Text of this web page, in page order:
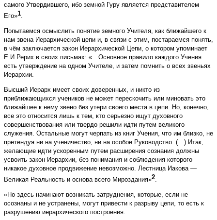
самого Утвердившего, ибо земной Гуру является представителем
Его»1.
Попытаемся осмыслить понятие земного Учителя, как ближайшего к
нам звена Иерархической цепи и, в связи с этим, постараемся понять,
в чём заключается закон Иерархической Цепи, о котором упоминает
Е.И.Рерих в своих письмах: «…Основное правило каждого Учения
есть утверждение на одном Учителе, и затем помнить о всех звеньях
Иерархии.
Высший Иерарх имеет своих доверенных, и никто из
приближающихся учеников не может перескочить или миновать это
ближайшее к нему звено без утери своего места в цепи. Но, конечно,
все это относится лишь к тем, кто серьезно ищут духовного
совершенствования или твердо решили идти путем великого
служения. Остальные могут черпать из книг Учения, что им близко, не
претендуя ни на ученичество, ни на особое Руководство. (…) Итак,
желающие идти ускоренным путем расширения сознания должны
усвоить закон Иерархии, без понимания и соблюдения которого
никакое духовное продвижение невозможно. Лестница Иакова —
Великая Реальность и основа всего Мироздания»2.
«Но здесь начинают возникать затруднения, которые, если не
осознаны и не устранены, могут привести к разрыву цепи, то есть к
разрушению иерархического построения.